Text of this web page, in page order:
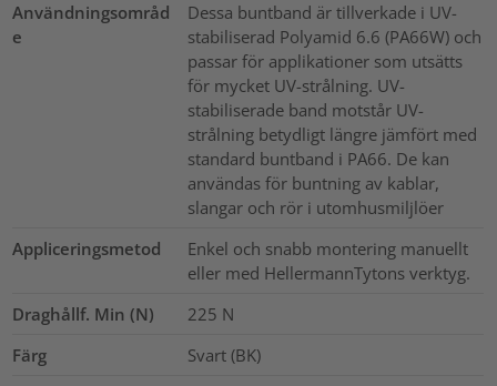
Användningsområd
e
Dessa buntband är tillverkade i UV-
stabiliserad Polyamid 6.6 (PA66W) och
passar för applikationer som utsätts
för mycket UV-strålning. UV-
stabiliserade band motstår UV-
strålning betydligt längre jämfört med
standard buntband i PA66. De kan
användas för buntning av kablar,
slangar och rör i utomhusmiljlöer
Appliceringsmetod
Enkel och snabb montering manuellt
eller med HellermannTytons verktyg.
Draghållf. Min (N)
225 N
Färg
Svart (BK)